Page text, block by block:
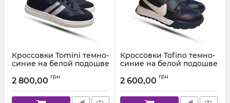
Кроссовки Tomini темно-
синие на белой подошве
Артикул: 7700.08 (31-40)
2 800,00 грн
Кроссовки Tofino темно-
синие на белой подошве
Артикул: 1982-111-102 (31-40)
2 600,00 грн